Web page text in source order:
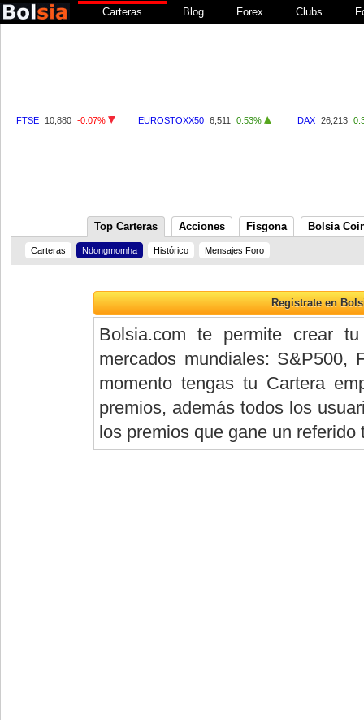
Carteras Blog Forex Clubs
FTSE 10,880 -0.07% EUROSTOXX50 6,511 0.53% DAX 26,213
Top Carteras Acciones Fisgona Bolsia
Carteras Ndongmomha Histórico Mensajes Foro
Bolsia.com te permite crear
mercados mundiales:
momento tengas tu Cartera
premios, además todos los
los premios que gane un